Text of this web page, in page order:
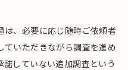
は、必要に応じ随時ご依頼者
ていただきながら調査を進め
諾していない追加調査という